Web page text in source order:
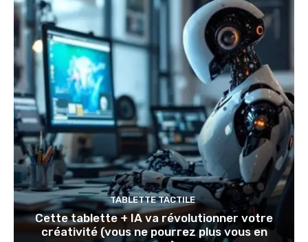
TABLETTE TACTILE
Cette tablette + IA va révolutionner votre
créativité (vous ne pourrez plus vous en